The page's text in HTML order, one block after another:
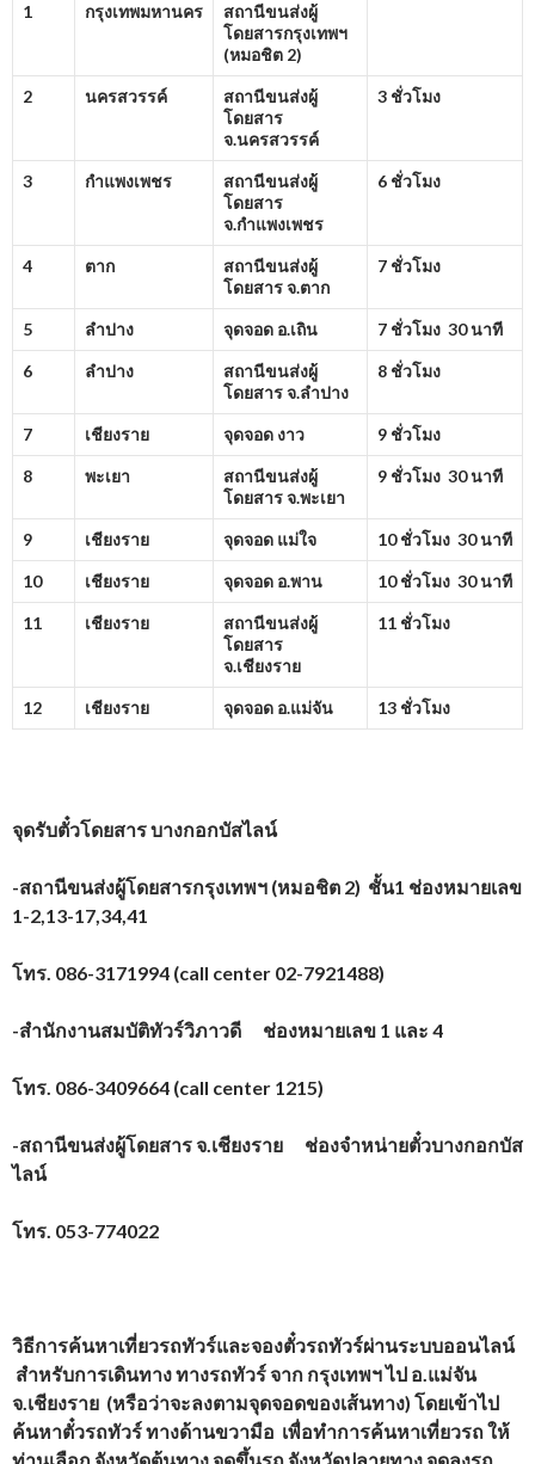
1 กรุงเทพมหานคร
สถานีขนส่งผู้
โดยสารกรุงเทพฯ
(หมอชิต 2)
2 นครสวรรค์
สถานีขนส่งผู้
โดยสาร
จ.นครสวรรค์
3 ชั่วโมง
3 กำแพงเพชร
สถานีขนส่งผู้
โดยสาร
จ.กำแพงเพชร
6 ชั่วโมง
4 ตาก
สถานีขนส่งผู้
โดยสาร จ.ตาก
7 ชั่วโมง
5 ลำปาง จุดจอด อ.เถิน 7 ชั่วโมง 30 นาที
6 ลำปาง
สถานีขนส่งผู้
โดยสาร จ.ลำปาง
8 ชั่วโมง
7 เชียงราย จุดจอด งาว 9 ชั่วโมง
8 พะเยา
สถานีขนส่งผู้
โดยสาร จ.พะเยา
9 ชั่วโมง 30 นาที
9 เชียงราย จุดจอด แม่ใจ 10 ชั่วโมง 30 นาที
10 เชียงราย จุดจอด อ.พาน 10 ชั่วโมง 30 นาที
11 เชียงราย
สถานีขนส่งผู้
โดยสาร
จ.เชียงราย
11 ชั่วโมง
12 เชียงราย จุดจอด อ.แม่จัน 13 ชั่วโมง
จุดรับตั๋วโดยสาร บางกอกบัสไลน์
-สถานีขนส่งผู้โดยสารกรุงเทพฯ (หมอชิต 2) ชั้น1 ช่องหมายเลข
1-2,13-17,34,41
โทร. 086-3171994 (call center 02-7921488)
-สำนักงานสมบัติทัวร์วิภาวดี ช่องหมายเลข 1 และ 4
โทร. 086-3409664 (call center 1215)
-สถานีขนส่งผู้โดยสาร จ.เชียงราย ช่องจำหน่ายตั๋วบางกอกบัส
ไลน์
โทร. 053-774022
วิธีการค้นหาเที่ยวรถทัวร์และจองตั๋วรถทัวร์ผ่านระบบออนไลน์
สำหรับการเดินทาง ทางรถทัวร์ จาก กรุงเทพฯไป อ.แม่จัน
จ.เชียงราย (หรือว่าจะลงตามจุดจอดของเส้นทาง) โดยเข้าไป
ค้นหาตั๋วรถทัวร์ ทางด้านขวามือ เพื่อทำการค้นหาเที่ยวรถ ให้